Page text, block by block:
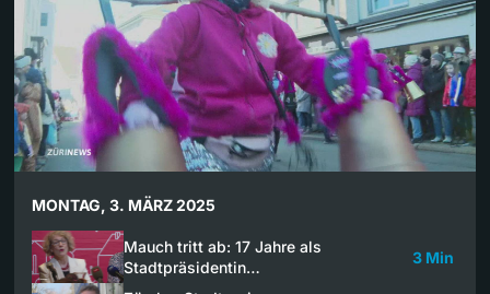
MONTAG, 3. MÄRZ 2025
Mauch tritt ab: 17 Jahre als
Stadtpräsidentin…
3 Min